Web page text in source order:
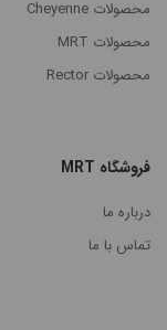
محصولات Cheyenne
محصولات MRT
محصولات Rector
فروشگاه MRT
درباره ما
تماس با ما